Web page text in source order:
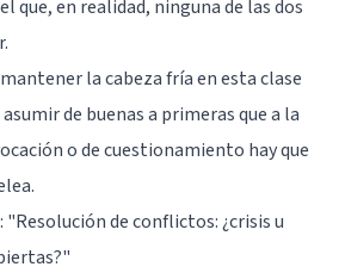
que, en realidad, ninguna de las dos
la cabeza fría en esta clase
de buenas a primeras que a la
o de cuestionamiento hay que
"Resolución de conflictos: ¿crisis u